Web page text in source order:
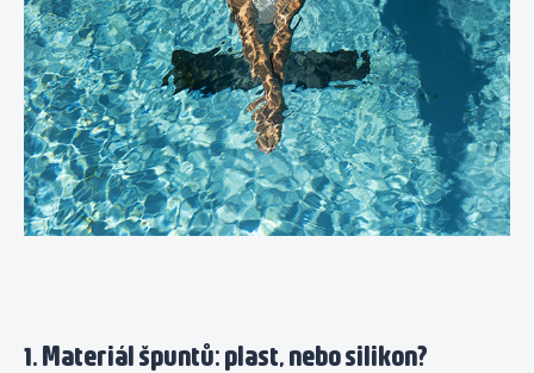
1. Materiál špuntů: plast, nebo silikon?